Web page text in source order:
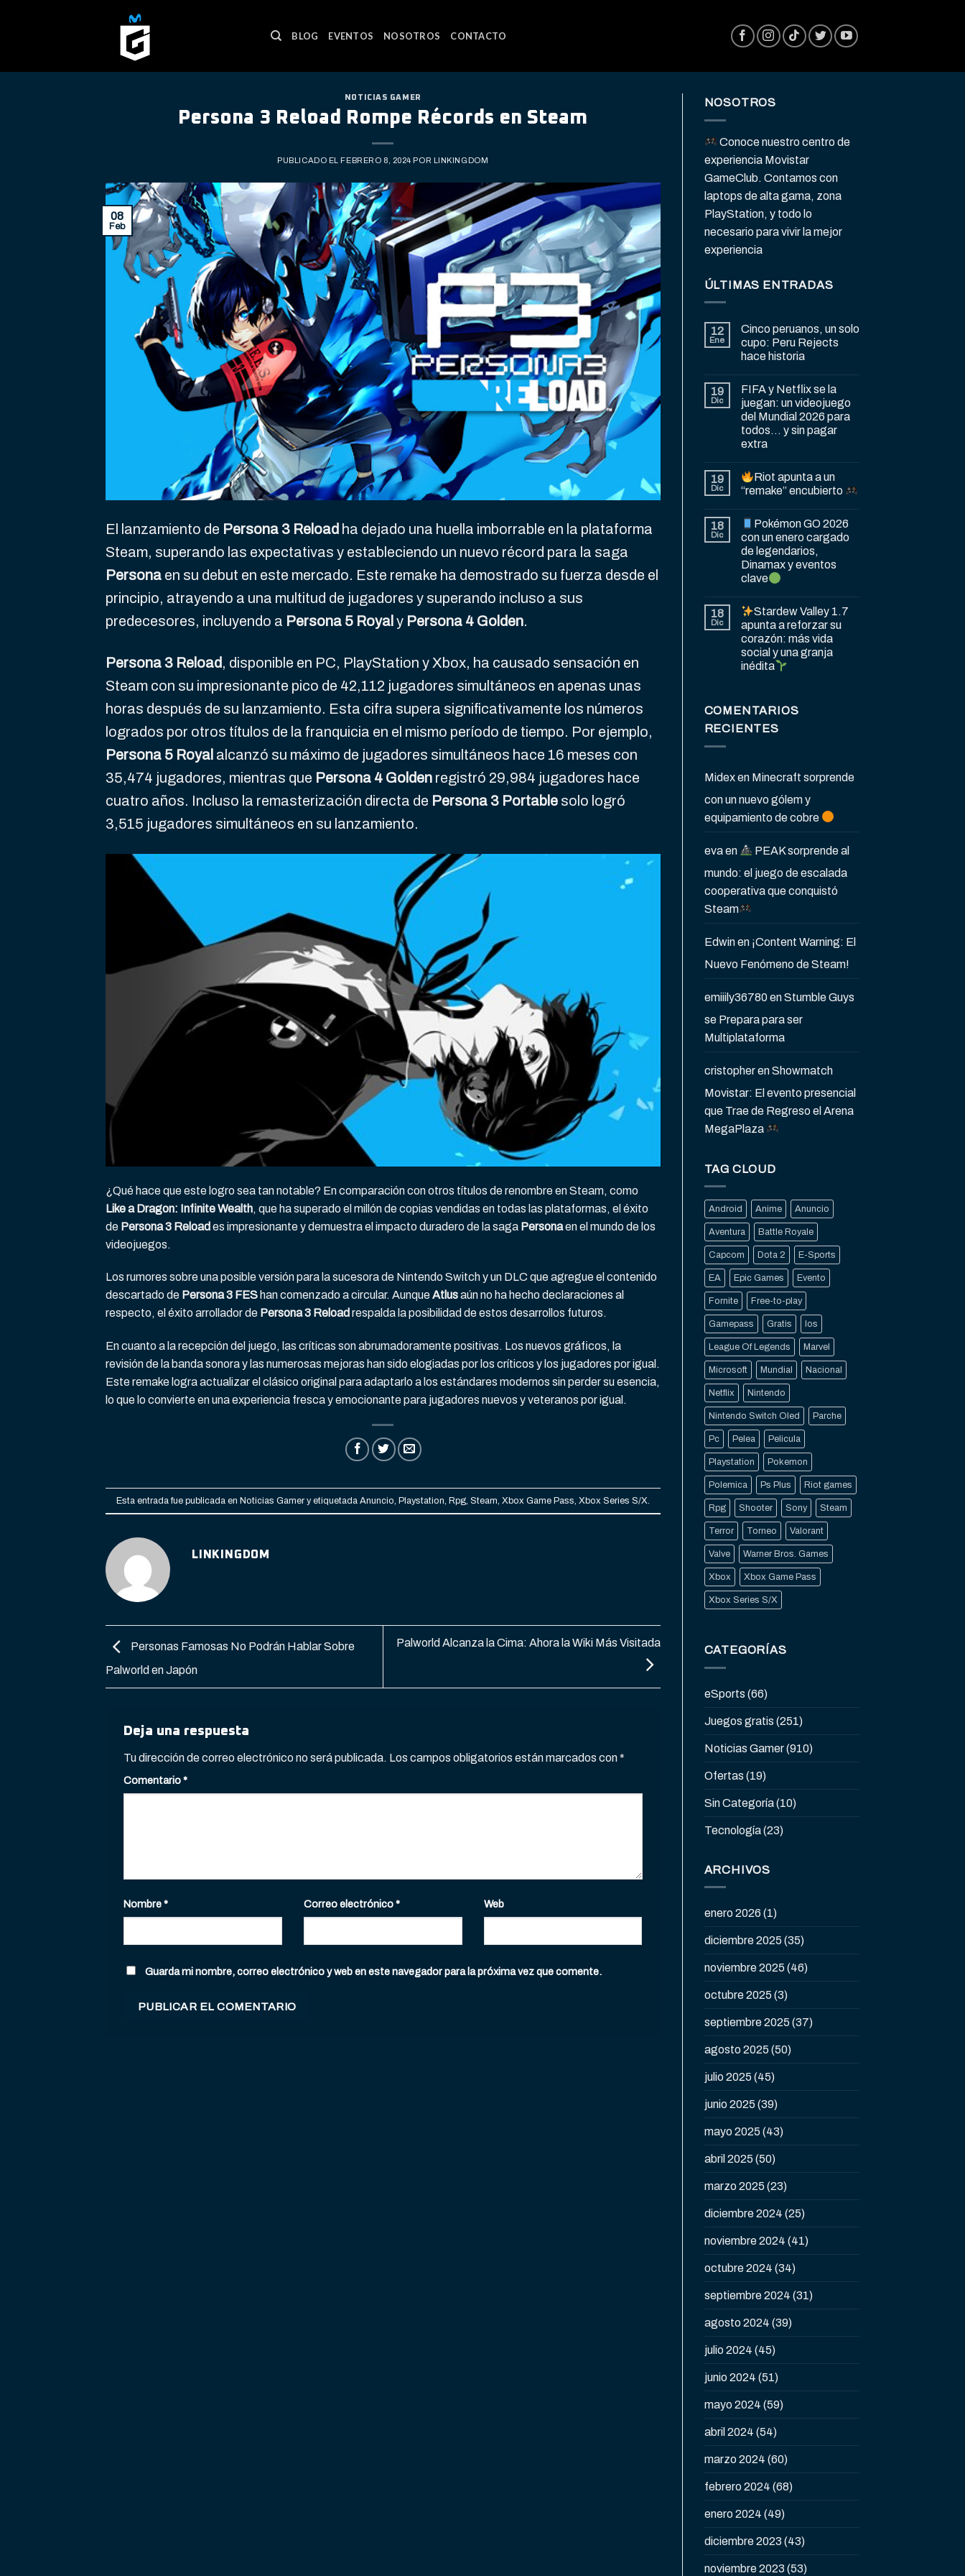
BLOG EVENTOS NOSOTROS CONTACTO
NOTICIAS GAMER
Persona 3 Reload Rompe Récords en Steam
PUBLICADO EL FEBRERO 8, 2024 POR LINKINGDOM
08
Feb
El lanzamiento de Persona 3 Reload ha dejado una huella imborrable en la plataforma
Steam, superando las expectativas y estableciendo un nuevo récord para la saga
Persona en su debut en este mercado. Este remake ha demostrado su fuerza desde el
principio, atrayendo a una multitud de jugadores y superando incluso a sus
predecesores, incluyendo a Persona 5 Royal y Persona 4 Golden.
Persona 3 Reload, disponible en PC, PlayStation y Xbox, ha causado sensación en
Steam con su impresionante pico de 42,112 jugadores simultáneos en apenas unas
horas después de su lanzamiento. Esta cifra supera significativamente los números
logrados por otros títulos de la franquicia en el mismo período de tiempo. Por ejemplo,
Persona 5 Royal alcanzó su máximo de jugadores simultáneos hace 16 meses con
35,474 jugadores, mientras que Persona 4 Golden registró 29,984 jugadores hace
cuatro años. Incluso la remasterización directa de Persona 3 Portable solo logró
3,515 jugadores simultáneos en su lanzamiento.
¿Qué hace que este logro sea tan notable? En comparación con otros títulos de renombre en Steam, como
Like a Dragon: Infinite Wealth, que ha superado el millón de copias vendidas en todas las plataformas, el éxito
de Persona 3 Reload es impresionante y demuestra el impacto duradero de la saga Personaen el mundo de los
videojuegos.
Los rumores sobre una posible versión para la sucesora de Nintendo Switch y un DLC que agregue el contenido
descartado de Persona 3 FES han comenzado a circular. AunqueAtlusaún no ha hecho declaraciones al
respecto, el éxito arrollador de Persona 3 Reload respalda la posibilidad de estos desarrollos futuros.
En cuanto a la recepción del juego, las críticas son abrumadoramente positivas. Los nuevos gráficos, la
revisión de la banda sonora y las numerosas mejoras han sido elogiadas por los críticos y los jugadores por igual.
Este remake logra actualizar el clásico original para adaptarlo a los estándares modernos sin perder su esencia,
lo que lo convierte en una experiencia fresca y emocionante para jugadores nuevos y veteranos por igual.
Esta entrada fue publicada en Noticias Gamery etiquetada Anuncio Playstation Rpg, Steam Xbox Game Pass Xbox Series S/X
LINKINGDOM
Personas Famosas No Podrán Hablar Sobre
Palworld en Japón
Palworld Alcanza la Cima: Ahora la Wiki Más Visitada
Deja una respuesta
Tu dirección de correo electrónico no será publicada. Los campos obligatorios están marcados con*
Comentario*
Nombre* Correo electrónico* Web
Guarda mi nombre, correo electrónico y web en este navegador para la próxima vez que comente.
NOSOTROS
Conoce nuestro centro de
experiencia Movistar
GameClub. Contamos con
laptops de alta gama, zona
PlayStation, y todo lo
necesario para vivir la mejor
experiencia
ÚLTIMAS ENTRADAS
12
Ene
Cinco peruanos, un solo
cupo: Peru Rejects
hace historia
19
Dic
FIFA y Netflix se la
juegan: un videojuego
del Mundial 2026 para
todos… y sin pagar
extra
19
Dic
Riot apunta a un
“remake” encubierto
18
Dic
Pokémon GO 2026
con un enero cargado
de legendarios,
Dinamax y eventos
clave
18
Dic
Stardew Valley 1.7
apunta a reforzar su
corazón: más vida
social y una granja
inédita
COMENTARIOS
RECIENTES
Midexen Minecraft sorprende
con un nuevo gólem y
equipamiento de cobre
evaen
PEAK sorprende al
mundo: el juego de escalada
cooperativa que conquistó
Steam
Edwinen ¡Content Warning: El
Nuevo Fenómeno de Steam!
emiiily36780enStumble Guys
se Prepara para ser
Multiplataforma
cristopherenShowmatch
Movistar: El evento presencial
que Trae de Regreso el Arena
MegaPlaza
TAG CLOUD
Android Anime Anuncio
Aventura Battle Royale
Capcom Dota 2 E-Sports
EA Epic Games Evento
Fornite Free-to-play
Gamepass Gratis Ios
League Of Legends Marvel
Microsoft Mundial Nacional
Netflix Nintendo
Nintendo Switch Oled Parche
Pc Pelea Pelicula
Playstation Pokemon
Polemica Ps Plus Riot games
Rpg Shooter Sony Steam
Terror Torneo Valorant
Valve Warner Bros. Games
Xbox Xbox Game Pass
Xbox Series S/X
CATEGORÍAS
eSports (66)
Juegos gratis (251)
Noticias Gamer(910)
Ofertas (19)
Sin Categoría(10)
Tecnología(23)
ARCHIVOS
enero 2026 (1)
diciembre 2025 (35)
noviembre 2025 (46)
octubre 2025 (3)
septiembre 2025 (37)
agosto 2025 (50)
julio 2025 (45)
junio 2025 (39)
mayo 2025 (43)
abril 2025 (50)
marzo 2025 (23)
diciembre 2024 (25)
noviembre 2024 (41)
octubre 2024 (34)
septiembre 2024 (31)
agosto 2024 (39)
julio 2024 (45)
junio 2024 (51)
mayo 2024 (59)
abril 2024 (54)
marzo 2024 (60)
febrero 2024 (68)
enero 2024 (49)
diciembre 2023 (43)
noviembre 2023 (53)